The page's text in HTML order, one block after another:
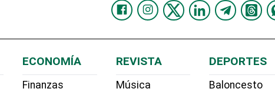
ECONOMÍA
Finanzas
REVISTA
Música
DEPORTES
Baloncesto